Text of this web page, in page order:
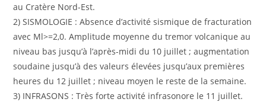
au Cratère Nord-Est.
2) SISMOLOGIE : Absence d’activité sismique de fracturation
avec Ml>=2,0. Amplitude moyenne du tremor volcanique au
niveau bas jusqu’à l’après-midi du 10 juillet ; augmentation
soudaine jusqu’à des valeurs élevées jusqu’aux premières
heures du 12 juillet ; niveau moyen le reste de la semaine.
3) INFRASONS : Très forte activité infrasonore le 11 juillet.